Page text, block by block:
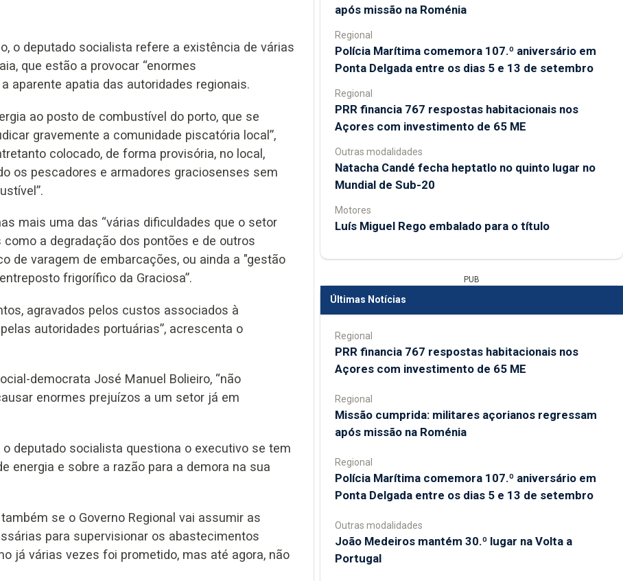
o deputado socialista refere a existência de várias
que estão a provocar “enormes
aparente apatia das autoridades regionais.
ao posto de combustível do porto, que se
gravemente a comunidade piscatória local”,
colocado, de forma provisória, no local,
os pescadores e armadores graciosenses sem
mais uma das “várias dificuldades que o setor
a degradação dos pontões e de outros
de varagem de embarcações, ou ainda a "gestão
frigorífico da Graciosa”.
agravados pelos custos associados à
autoridades portuárias”, acrescenta o
democrata José Manuel Bolieiro, “não
enormes prejuízos a um setor já em
deputado socialista questiona o executivo se tem
energia e sobre a razão para a demora na sua
se o Governo Regional vai assumir as
para supervisionar os abastecimentos
já várias vezes foi prometido, mas até agora, não
após missão na Roménia
Regional
Polícia Marítima comemora 107.º aniversário em
Ponta Delgada entre os dias 5 e 13 de setembro
Regional
PRR financia 767 respostas habitacionais nos
Açores com investimento de 65 ME
Outras modalidades
Natacha Candé fecha heptatlo no quinto lugar no
Mundial de Sub-20
Motores
Luís Miguel Rego embalado para o título
PUB
Últimas Notícias
Regional
PRR financia 767 respostas habitacionais nos
Açores com investimento de 65 ME
Regional
Missão cumprida: militares açorianos regressam
após missão na Roménia
Regional
Polícia Marítima comemora 107.º aniversário em
Ponta Delgada entre os dias 5 e 13 de setembro
Outras modalidades
João Medeiros mantém 30.º lugar na Volta a
Portugal